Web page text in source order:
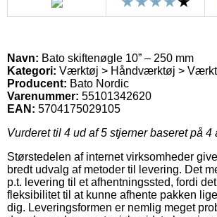
Navn: Bato skiftenøgle 10” – 250 mm
Kategori: Værktøj > Håndværktøj >
Producent: Bato Nordic
Varenummer: 55101342620
EAN: 5704175029105
Vurderet til 4 ud af 5 stjerner baseret på 4
Størstedelen af internet virksomheder
bredt udvalg af metoder til levering. Det
p.t. levering til et afhentningssted, fordi
fleksibilitet til at kunne afhente pakken
dig. Leveringsformen er nemlig meget